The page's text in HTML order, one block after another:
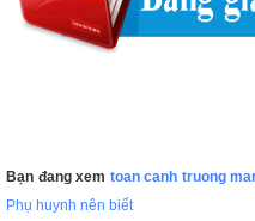
Bạn đang xem toan canh truong
Phụ huynh nên biết